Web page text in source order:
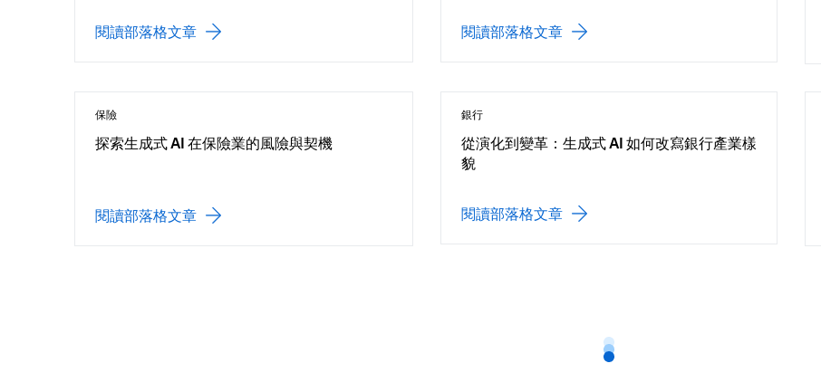
閱讀部落格文章 閱讀部落格文章
保險
探索生成式 AI 在保險業的風險與契機
閱讀部落格文章
銀行
從演化到變革：生成式 AI 如何改寫銀行產業樣
貌
閱讀部落格文章